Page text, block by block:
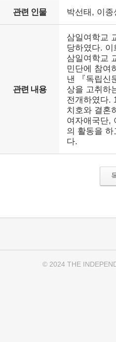
관련 인물 박선태, 이
관련 내용
삼일여학교
당하였다.
삼일여학교
민단에 참여
낸 『독립신
상을 고취하
전개하였다.
치호와 결혼
여자애국단,
의 활동을
다.
© 2024 THE